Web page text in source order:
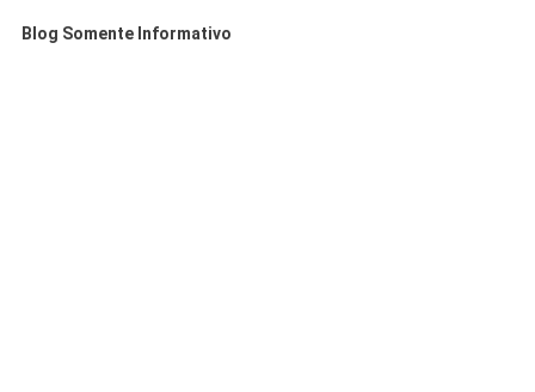
Blog Somente Informativo